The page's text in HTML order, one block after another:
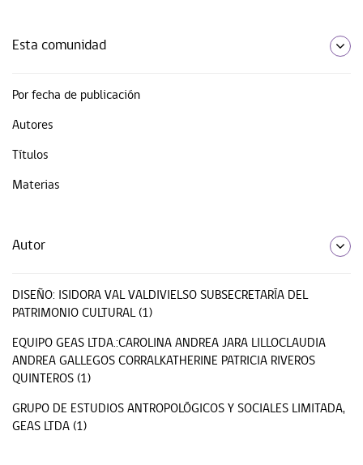
Esta comunidad
Por fecha de publicación
Autores
Títulos
Materias
Autor
DISEÑO: ISIDORA VAL VALDIVIELSO SUBSECRETARÍA DEL
PATRIMONIO CULTURAL (1)
EQUIPO GEAS LTDA.:CAROLINA ANDREA JARA LILLOCLAUDIA
ANDREA GALLEGOS CORRALKATHERINE PATRICIA RIVEROS
QUINTEROS (1)
GRUPO DE ESTUDIOS ANTROPOLÓGICOS Y SOCIALES LIMITADA,
GEAS LTDA (1)